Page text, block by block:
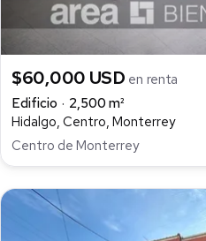
$60,000 USD en renta
Edificio
2,500 m²
Hidalgo, Centro, Monterrey
Centro de Monterrey